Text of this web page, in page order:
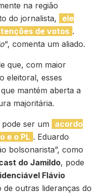
na região
do jornalista,
ele
de votos .
“, comenta um aliado.
que, com maior
eleitoral, esses
mantém aberta a
majoritária.
ser um
acordo
e o PL . Eduardo
bolsonarista”, como
do Jamildo, pode
Flávio
de outras lideranças do